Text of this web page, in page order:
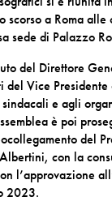
scorso a Roma
sede di Palazzo
del Direttore
del Vice
e agli
è poi
del
con la
l’approvazione
2023.